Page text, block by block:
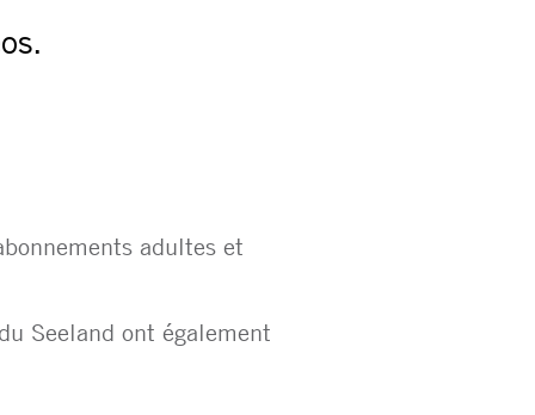
adultes et
Seeland ont également